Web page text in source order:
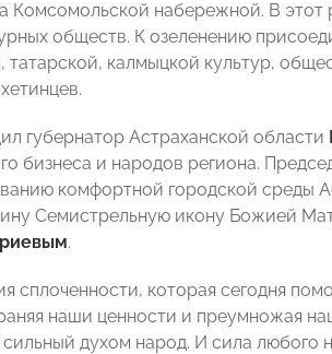
набережной. В этот
обществ. К озеленению
татарской, калмыцкой культур,
губернатор Астраханской области
бизнеса и народов региона.
комфортной городской среды
Семистрельную икону Божией
.
сплоченности, которая сегодня
наши ценности и преумножая
духом народ. И сила любого